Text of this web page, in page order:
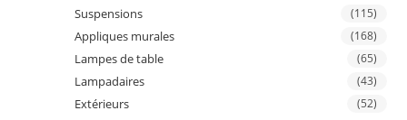
Suspensions (115)
Appliques murales (168)
Lampes de table (65)
Lampadaires (43)
Extérieurs (52)